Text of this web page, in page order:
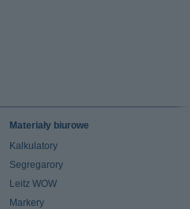
Materiały biurowe
Kalkulatory
Segregarory
Leitz WOW
Markery